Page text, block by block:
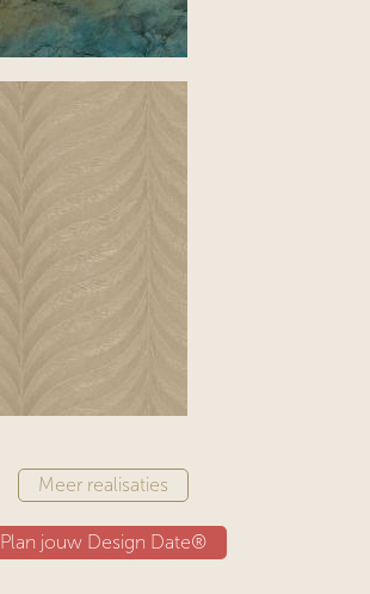
Meer realisaties
Plan jouw Design Date®